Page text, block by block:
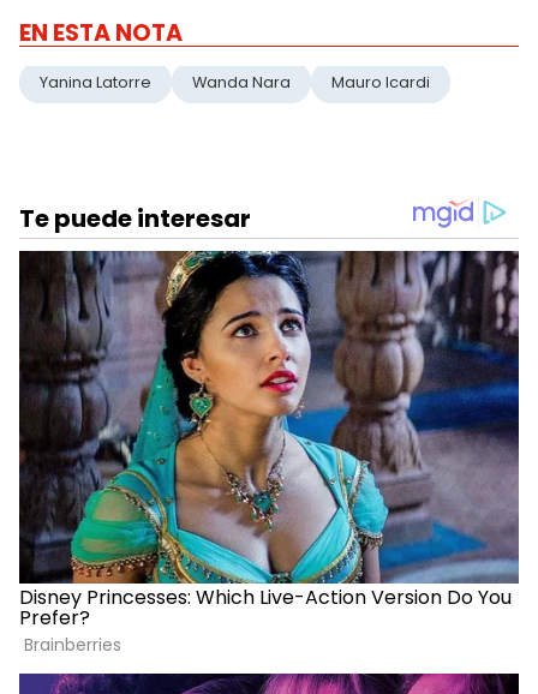
EN ESTA NOTA
Yanina Latorre Wanda Nara Mauro Icardi